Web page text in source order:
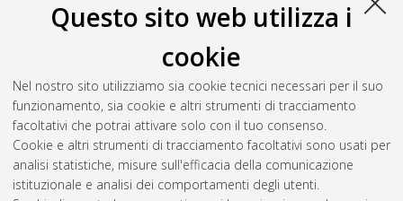
Questo sito web utilizza i
cookie
Nel nostro sito utilizziamo sia cookie tecnici necessari per il suo
funzionamento, sia cookie e altri strumenti di tracciamento
facoltativi che potrai attivare solo con il tuo consenso.
Cookie e altri strumenti di tracciamento facoltativi sono usati per
analisi statistiche, misure sull'efficacia della comunicazione
istituzionale e analisi dei comportamenti degli utenti.
(2011)Valutazione dei livelli idrici di piena
specialistica], Università di Bologna, Corso di Studio in
Ingegneria civile [LS-DM509], Documento ad accesso
riservato.
Questa lista e' stata generata ilWed Aug 5 18:50:34 2026